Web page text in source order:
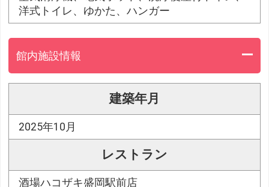
洋式トイレ、ゆかた、ハンガー
館内施設情報
建築年月
2025年10月
レストラン
酒場ハコザキ盛岡駅前店